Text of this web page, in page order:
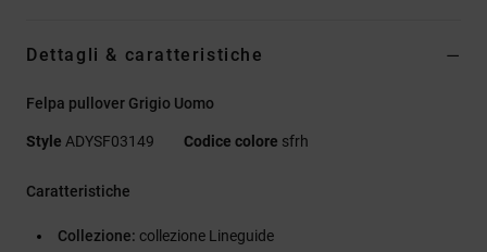
Dettagli & caratteristiche
Felpa pullover Grigio Uomo
Style ADYSF03149 Codice colore sfrh
Caratteristiche
Collezione: collezione Lineguide